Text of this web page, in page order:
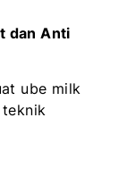
dan Anti
ube milk